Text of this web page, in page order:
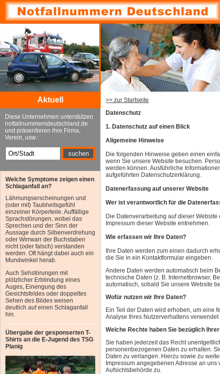
Aktuell
Diese Unternehmen unterstützen
notfallnummerndeutschland.de
und präsentieren ihre Firma,
Verein, usw.:
Welche Symptome zeigen einen
Schlaganfall an?
Lähmungserscheinungen und
(oder mit) Taubheitsgefühl
einzelner Körperteile. Auffällige
Sprachstörungen, wobei das
Sprechen und der Sinn der
Aussage durch Silbenverdrehung
oder Wirrwarr der Buchstaben
nicht (oder falsch) verstanden
werden. Oft hängt dabei auch ein
Mundwinkel herab.
Auch Sehstörungen mit
plötzlicher Erblindung eines
Auges, Einengung des
Gesichtsfeldes oder doppeltes
Sehen des Bildes weisen
deutlich auf einen Schlaganfall
hin.
Übergabe der gesponserten T-
Shirts an die E-Jugend des TSG
Planig
>> zur Startseite
Datenschutz
1. Datenschutz auf einen Blick
Allgemeine Hinweise
Die folgenden Hinweise geben einen
wenn Sie unsere Website besuchen.
werden können. Ausführliche
aufgeführten Datenschutzerklärung.
Datenerfassung auf unserer Website
Wer ist verantwortlich für die
Die Datenverarbeitung auf dieser
Impressum dieser Website entnehmen.
Wie erfassen wir Ihre Daten?
Ihre Daten werden zum einen dadurch
die Sie in ein Kontaktformular eingeben.
Andere Daten werden automatisch beim
technische Daten (z. B. Internetbrowser,
automatisch, sobald Sie unsere Website
Wofür nutzen wir Ihre Daten?
Ein Teil der Daten wird erhoben, um eine
Analyse Ihres Nutzerverhaltens
Welche Rechte haben Sie bezüglich
Sie haben jederzeit das Recht
personenbezogenen Daten zu erhalten.
Daten zu verlangen. Hierzu sowie zu
Impressum angegebenen Adresse an
Aufsichtsbehörde zu.